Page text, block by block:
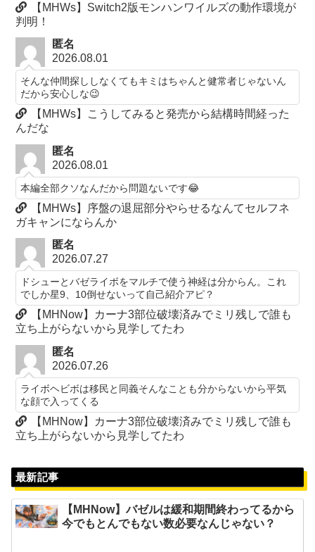
【MHWs】Switch2版モンハンワイルズの動作環境が
判明！
匿名
2026.08.01
そんな仲間探ししなくてもキミはちゃんと健常者じゃないん
だから安心しな😉
【MHWs】こうしてみると発売から結構時間経った
んだな
匿名
2026.08.01
本編全部クソなんだから問題ないです😂
【MHWs】序盤の退屈部分やらせるなんてセルフネ
ガキャンにならんか
匿名
2026.07.27
ドシューとバゼライボをマルチで使う神経は分からん。これ
でしか星9、10倒せないって自己紹介アピ？
【MHNow】カーナ3部位破壊済みでミリ残しで誰も
立ち上がらないから見学してたわ
匿名
2026.07.26
ライボヘビボは移民と同義そんなことも分からないから平気
な顔で入ってくる
【MHNow】カーナ3部位破壊済みでミリ残しで誰も
立ち上がらないから見学してたわ
最新記事
【MHNow】バゼルは緩和期間終わってるから
今でもとんでもない数必要なんじゃない？